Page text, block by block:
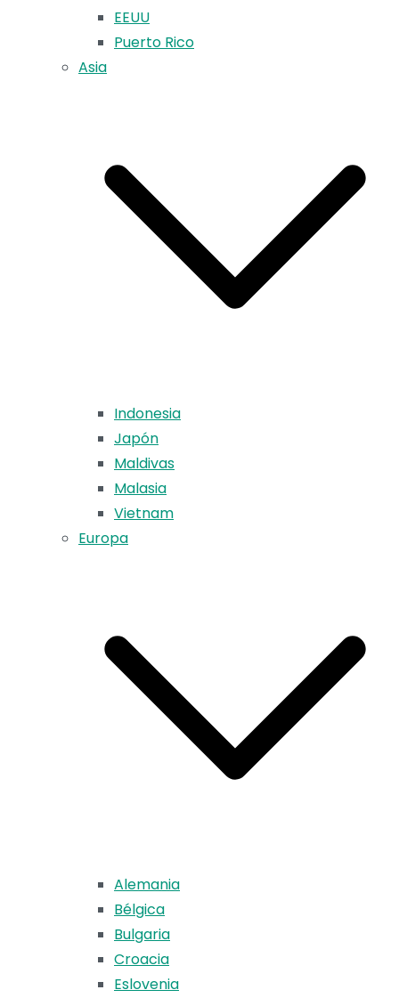
EEUU
Puerto Rico
Asia
Indonesia
Japón
Maldivas
Malasia
Vietnam
Europa
Alemania
Bélgica
Bulgaria
Croacia
Eslovenia